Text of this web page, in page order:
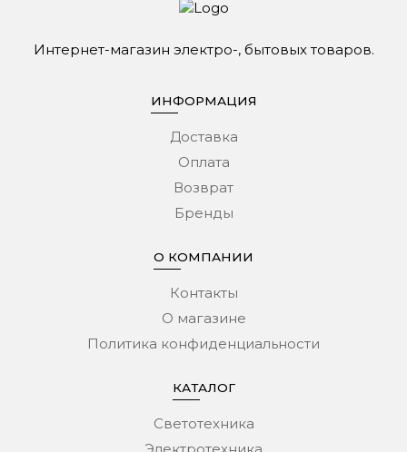
Интернет-магазин электро-, бытовых товаров.
ИНФОРМАЦИЯ
Доставка
Оплата
Возврат
Бренды
О КОМПАНИИ
Контакты
О магазине
Политика конфиденциальности
КАТАЛОГ
Светотехника